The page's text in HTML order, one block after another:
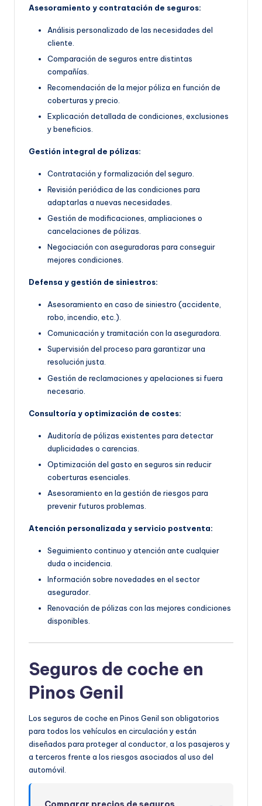
Asesoramiento y contratación de seguros:
Análisis personalizado de las necesidades del
cliente.
Comparación de seguros entre distintas
compañías.
Recomendación de la mejor póliza en función de
coberturas y precio.
Explicación detallada de condiciones, exclusiones
y beneficios.
Gestión integral de pólizas:
Contratación y formalización del seguro.
Revisión periódica de las condiciones para
adaptarlas a nuevas necesidades.
Gestión de modificaciones, ampliaciones o
cancelaciones de pólizas.
Negociación con aseguradoras para conseguir
mejores condiciones.
Defensa y gestión de siniestros:
Asesoramiento en caso de siniestro (accidente,
robo, incendio, etc.).
Comunicación y tramitación con la aseguradora.
Supervisión del proceso para garantizar una
resolución justa.
Gestión de reclamaciones y apelaciones si fuera
necesario.
Consultoría y optimización de costes:
Auditoría de pólizas existentes para detectar
duplicidades o carencias.
Optimización del gasto en seguros sin reducir
coberturas esenciales.
Asesoramiento en la gestión de riesgos para
prevenir futuros problemas.
Atención personalizada y servicio postventa:
Seguimiento continuo y atención ante cualquier
duda o incidencia.
Información sobre novedades en el sector
asegurador.
Renovación de pólizas con las mejores condiciones
disponibles.
Seguros de coche en
Pinos Genil
Los seguros de coche en Pinos Genil son obligatorios
para todos los vehículos en circulación y están
diseñados para proteger al conductor, a los pasajeros y
a terceros frente a los riesgos asociados al uso del
automóvil.